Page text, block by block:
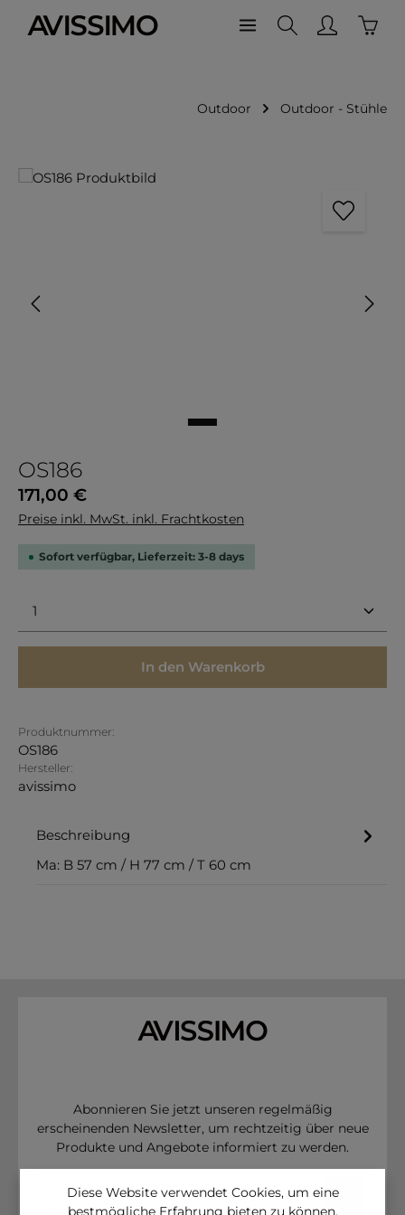
Zum Hauptinhalt springen
Outdoor Outdoor - Stühle
Bildergalerie überspringen
OS186
Regulärer Preis:
171,00 €
Preise inkl. MwSt. inkl. Frachtkosten
Sofort verfügbar, Lieferzeit: 3-8 days
Produkt Anzahl: Gib den gewünschten Wert
In den Warenkorb
Produktnummer:
OS186
Hersteller:
avissimo
Beschreibung
Ma: B 57 cm / H 77 cm / T 60 cm
Abonnieren Sie jetzt unseren regelmäßig
erscheinenden Newsletter, um rechtzeitig über neue
Produkte und Angebote informiert zu werden.
Diese Website verwendet Cookies, um eine
bestmögliche Erfahrung bieten zu können.